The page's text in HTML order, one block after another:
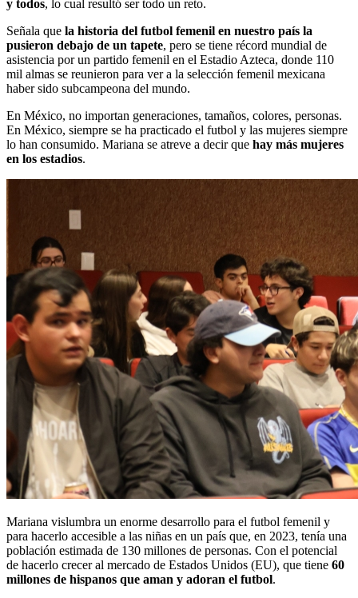
y todos, lo cual resultó ser todo un reto.
Señala que la historia del futbol femenil en nuestro país la
pusieron debajo de un tapete, pero se tiene récord mundial de
asistencia por un partido femenil en el Estadio Azteca, donde 110
mil almas se reunieron para ver a la selección femenil mexicana
haber sido subcampeona del mundo.
En México, no importan generaciones, tamaños, colores, personas.
En México, siempre se ha practicado el futbol y las mujeres siempre
lo han consumido. Mariana se atreve a decir que hay más mujeres
en los estadios.
Mariana vislumbra un enorme desarrollo para el futbol femenil y
para hacerlo accesible a las niñas en un país que, en 2023, tenía una
población estimada de 130 millones de personas. Con el potencial
de hacerlo crecer al mercado de Estados Unidos (EU), que tiene 60
millones de hispanos que aman y adoran el futbol.